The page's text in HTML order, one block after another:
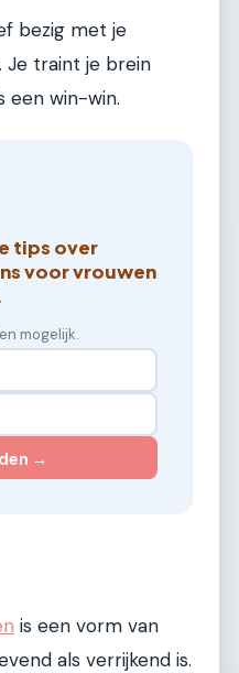
bezig met je
Je traint je brein
een win-win.
tips over
voor vrouwen
mogelijk.
→
is een vorm van
als verrijkend is.